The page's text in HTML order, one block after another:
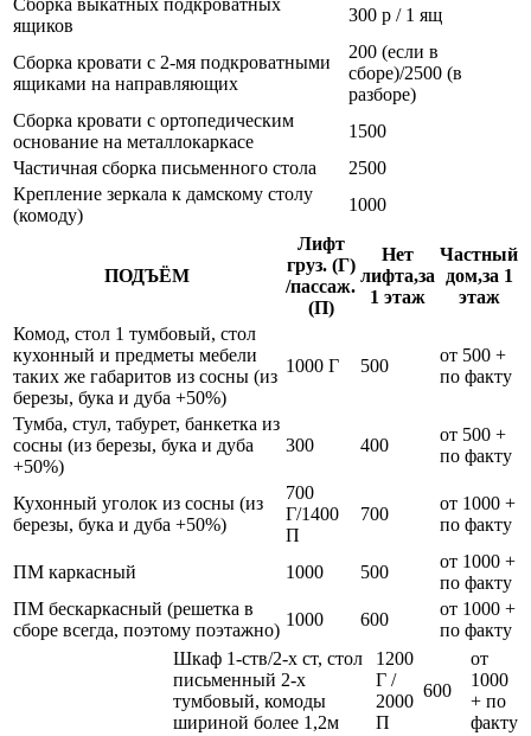
ящиков
300 р / 1 ящ
Сборка кровати с 2-мя подкроватными
ящиками на направляющих
200 (если в
сборе)/2500 (в
разборе)
Сборка кровати с ортопедическим
основание на металлокаркасе
1500
Частичная сборка письменного стола
2500
Крепление зеркала к дамскому столу
(комоду)
1000
ПОДЪЁМ
Лифт
груз. (Г)
/пассаж.
(П)
Нет
лифта,за
1 этаж
Частный
дом,за 1
этаж
Комод, стол 1 тумбовый, стол
кухонный и предметы мебели
таких же габаритов из сосны (из
березы, бука и дуба +50%)
1000 Г 500
от 500 +
по факту
Тумба, стул, табурет, банкетка из
сосны (из березы, бука и дуба
+50%)
300 400
от 500 +
по факту
Кухонный уголок из сосны (из
березы, бука и дуба +50%)
700
Г/1400
П
700
от 1000 +
по факту
ПМ каркасный 1000 500
от 1000 +
по факту
ПМ бескаркасный (решетка в
сборе всегда, поэтому поэтажно)
1000 600
от 1000 +
по факту
Шкаф 1-ств/2-х ст, стол
письменный 2-х
тумбовый, комоды
шириной более 1,2м
1200
Г /
2000
П
600
от
1000
+ по
факту